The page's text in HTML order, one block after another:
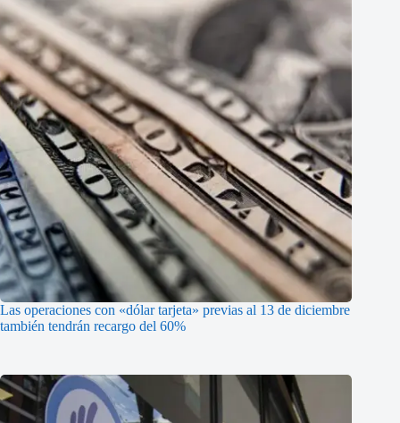
Las operaciones con «dólar tarjeta» previas al 13 de diciembre
también tendrán recargo del 60%